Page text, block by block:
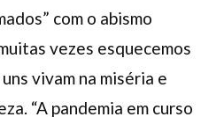
com o abismo
vezes esquecemos
vivam na miséria e
“A pandemia em curso